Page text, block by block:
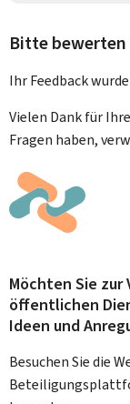
Bitte bewerten
Ihr Feedback wurde
Vielen Dank für
Fragen haben,
Möchten Sie
öffentlichen
Ideen und
Besuchen Sie die